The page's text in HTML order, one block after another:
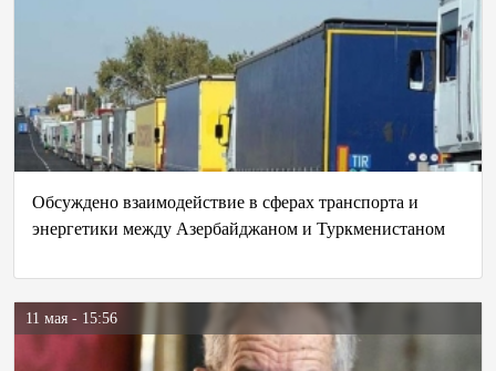
Обсуждено взаимодействие в сферах транспорта и
энергетики между Азербайджаном и Туркменистаном
11 мая - 15:56